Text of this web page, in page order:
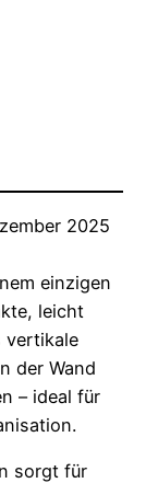
2025
einzigen
leicht
vertikale
der Wand
– ideal für
sorgt für